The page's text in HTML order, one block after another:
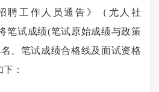
聘工作人员通告》（尤人社
笔试成绩(笔试原始成绩与政策
、笔试成绩合格线及面试资格
：